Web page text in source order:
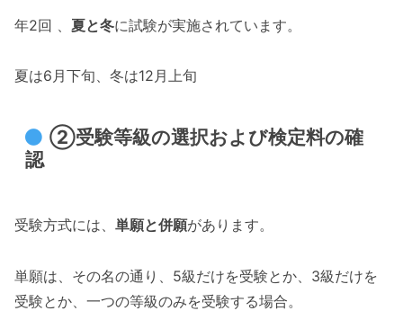
年2回 、 夏と冬に試験が実施されています。
夏は6月下旬、冬は12月上旬
②受験等級の選択および検定料の確
認
受験方式には、 単願と併願があります。
単願は、その名の通り、5級だけを受験とか、3級だけを
受験とか、一つの等級のみを受験する場合。